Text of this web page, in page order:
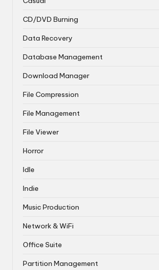
CD/DVD Burning
Data Recovery
Database Management
Download Manager
File Compression
File Management
File Viewer
Horror
Idle
Indie
Music Production
Network & WiFi
Office Suite
Partition Management